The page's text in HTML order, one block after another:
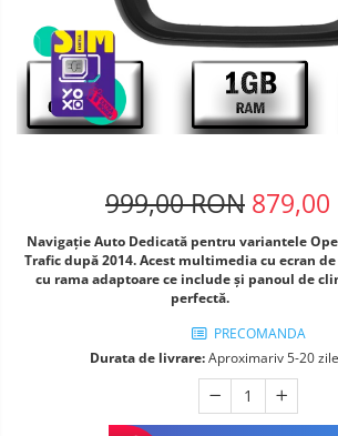
Telefoane mobile Lagenio
Telefoane mobile Samsung
Telefoane mobile iSEN
Telefoane mobile F150
Telefoane mobile HUAWEI
Telefoane mobile Xiaomi
Telefoane mobile AGM
Telefoane mobile Realme
Telefoane mobile ZTE Nubia
999,00 RON 879,00
Navigație Auto Dedicată pentru variantele
Trafic după 2014. Acest multimedia cu ecran
cu rama adaptoare ce include şi panoul de
perfectă.
PRECOMANDA
Durata de livrare:Aproximariv 5-20